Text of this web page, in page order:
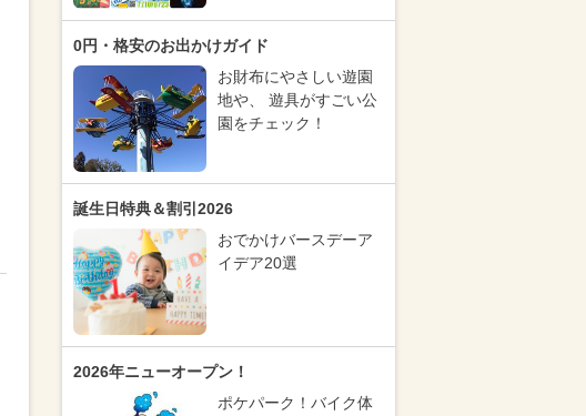
0円・格安のお出かけガイド
お財布にやさしい遊園
地や、 遊具がすごい公
園をチェック！
誕生日特典＆割引2026
おでかけバースデーア
イデア20選
2026年ニューオープン！
ポケパーク！バイク体